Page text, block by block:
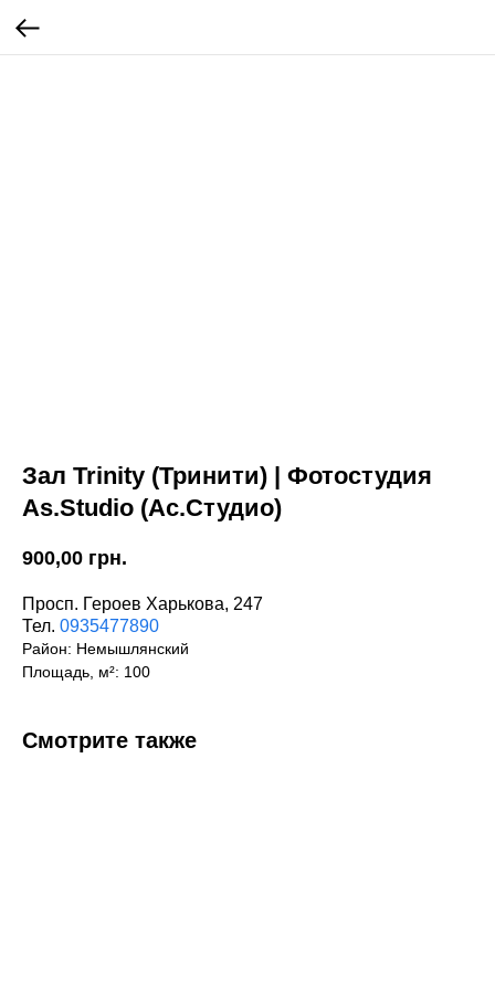
Зал Trinity (Тринити) | Фотостудия
Аs.Studio (Ас.Студио)
900,00 грн.
Просп. Героев Харькова, 247
Тел. 0935477890
Район: Немышлянский
Площадь, м²: 100
Смотрите также